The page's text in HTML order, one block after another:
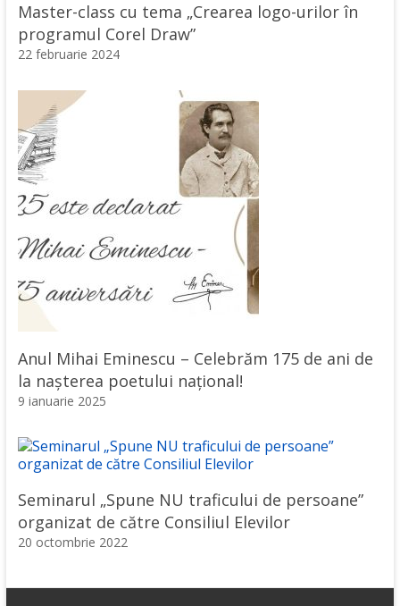
Master-class cu tema „Crearea logo-urilor în
programul Corel Draw”
22 februarie 2024
Anul Mihai Eminescu – Celebrăm 175 de ani de
la nașterea poetului național!
9 ianuarie 2025
Seminarul „Spune NU traficului de persoane”
organizat de către Consiliul Elevilor
20 octombrie 2022